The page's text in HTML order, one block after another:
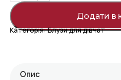
Додати в
Категорія:Блузи для дівчат
Опис